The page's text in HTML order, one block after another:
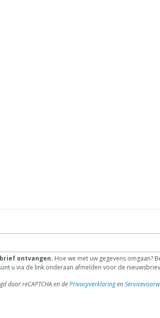
ontvangen. Hoe we met uw gegevens omgaan?
u via de link onderaan afmelden voor de
door reCAPTCHA en dePrivacyverklaringen